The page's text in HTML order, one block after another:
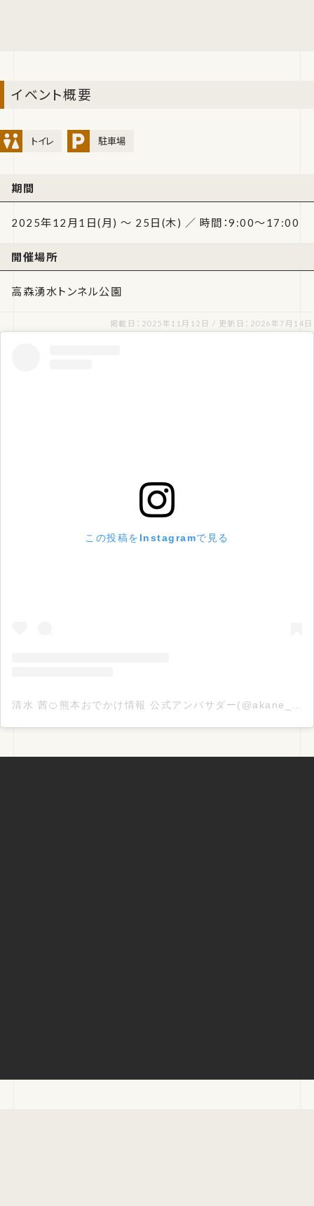
イベント概要
トイレ 駐車場
期間
2025年12月1日(月) ～ 25日(木) ／ 時間：9:00～17:00
開催場所
高森湧水トンネル公園
掲載日：2025年11月12日 / 更新日：2026年7月14日
この投稿をInstagramで見る